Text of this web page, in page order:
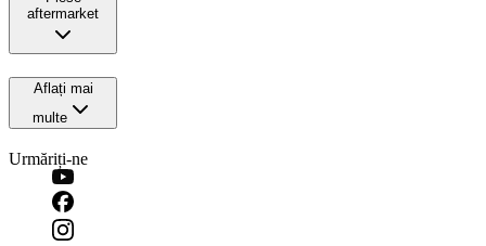
aftermarket
Aflați mai
multe
Urmăriți-ne